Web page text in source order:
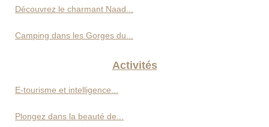
Découvrez le charmant Naad...
Camping dans les Gorges du...
Activités
E-tourisme et intelligence...
Plongez dans la beauté de...